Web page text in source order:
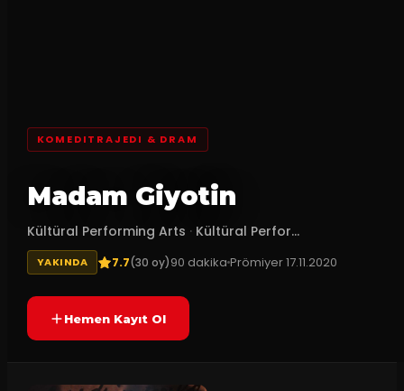
KOMEDITRAJEDI & DRAM
Madam Giyotin
Kültüral Performing Arts · Kültüral Perfor...
YAKINDA 7.7(30 oy)90 dakikaPrömiyer17.11.2020
Hemen Kayıt Ol